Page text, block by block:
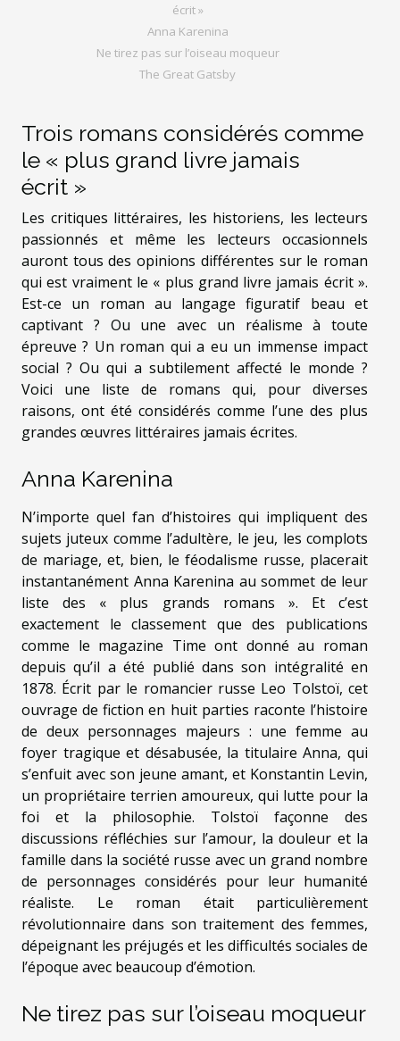
écrit »
Anna Karenina
Ne tirez pas sur l’oiseau moqueur
The Great Gatsby
Trois romans considérés comme
le « plus grand livre jamais
écrit »
Les critiques littéraires, les historiens, les lecteurs
passionnés et même les lecteurs occasionnels
auront tous des opinions différentes sur le roman
qui est vraiment le « plus grand livre jamais écrit ».
Est-ce un roman au langage figuratif beau et
captivant ? Ou une avec un réalisme à toute
épreuve ? Un roman qui a eu un immense impact
social ? Ou qui a subtilement affecté le monde ?
Voici une liste de romans qui, pour diverses
raisons, ont été considérés comme l’une des plus
grandes œuvres littéraires jamais écrites.
Anna Karenina
N’importe quel fan d’histoires qui impliquent des
sujets juteux comme l’adultère, le jeu, les complots
de mariage, et, bien, le féodalisme russe, placerait
instantanément Anna Karenina au sommet de leur
liste des « plus grands romans ». Et c’est
exactement le classement que des publications
comme le magazine Time ont donné au roman
depuis qu’il a été publié dans son intégralité en
1878. Écrit par le romancier russe Leo Tolstoï, cet
ouvrage de fiction en huit parties raconte l’histoire
de deux personnages majeurs : une femme au
foyer tragique et désabusée, la titulaire Anna, qui
s’enfuit avec son jeune amant, et Konstantin Levin,
un propriétaire terrien amoureux, qui lutte pour la
foi et la philosophie. Tolstoï façonne des
discussions réfléchies sur l’amour, la douleur et la
famille dans la société russe avec un grand nombre
de personnages considérés pour leur humanité
réaliste. Le roman était particulièrement
révolutionnaire dans son traitement des femmes,
dépeignant les préjugés et les difficultés sociales de
l’époque avec beaucoup d’émotion.
Ne tirez pas sur l’oiseau moqueur